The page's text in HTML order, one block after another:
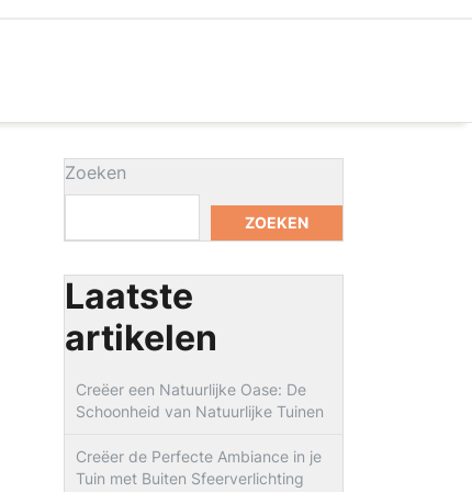
Zoeken
ZOEKEN
Laatste
artikelen
Creëer een Natuurlijke Oase: De
Schoonheid van Natuurlijke Tuinen
Creëer de Perfecte Ambiance in je
Tuin met Buiten Sfeerverlichting